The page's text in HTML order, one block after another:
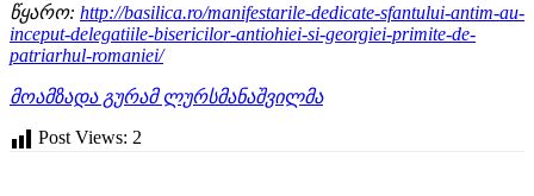
წყარო: http://basilica.ro/manifestarile-dedicate-sfantului-antim-au-
inceput-delegatiile-bisericilor-antiohiei-si-georgiei-primite-de-
patriarhul-romaniei/
მოამზადა გურამ ლურსმანაშვილმა
Post Views: 2